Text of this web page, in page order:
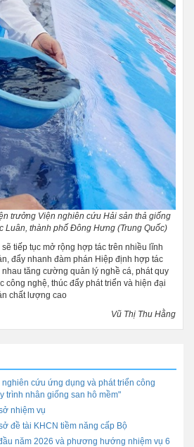
trưởng Viện nghiên cứu Hải sản thả giống
Luân, thành phố Đông Hưng (Trung Quốc)
tiếp tục mở rộng hợp tác trên nhiều lĩnh
đẩy nhanh đàm phán Hiệp định hợp tác
tăng cường quản lý nghề cá, phát quy
công nghệ, thúc đẩy phát triển và hiện đại
chất lượng cao
Vũ Thị Thu Hằng
cứu ứng dụng và phát triển công
trình nhân giống san hô mềm"
nhiệm vụ
đề tài KHCN tiềm năng cấp Bộ
năm 2026 và phương hướng nhiệm vụ 6